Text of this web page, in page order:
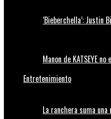
‘Bieberchella’: Justin
Manon de KATSEYE
Entretenimiento
La ranchera suma